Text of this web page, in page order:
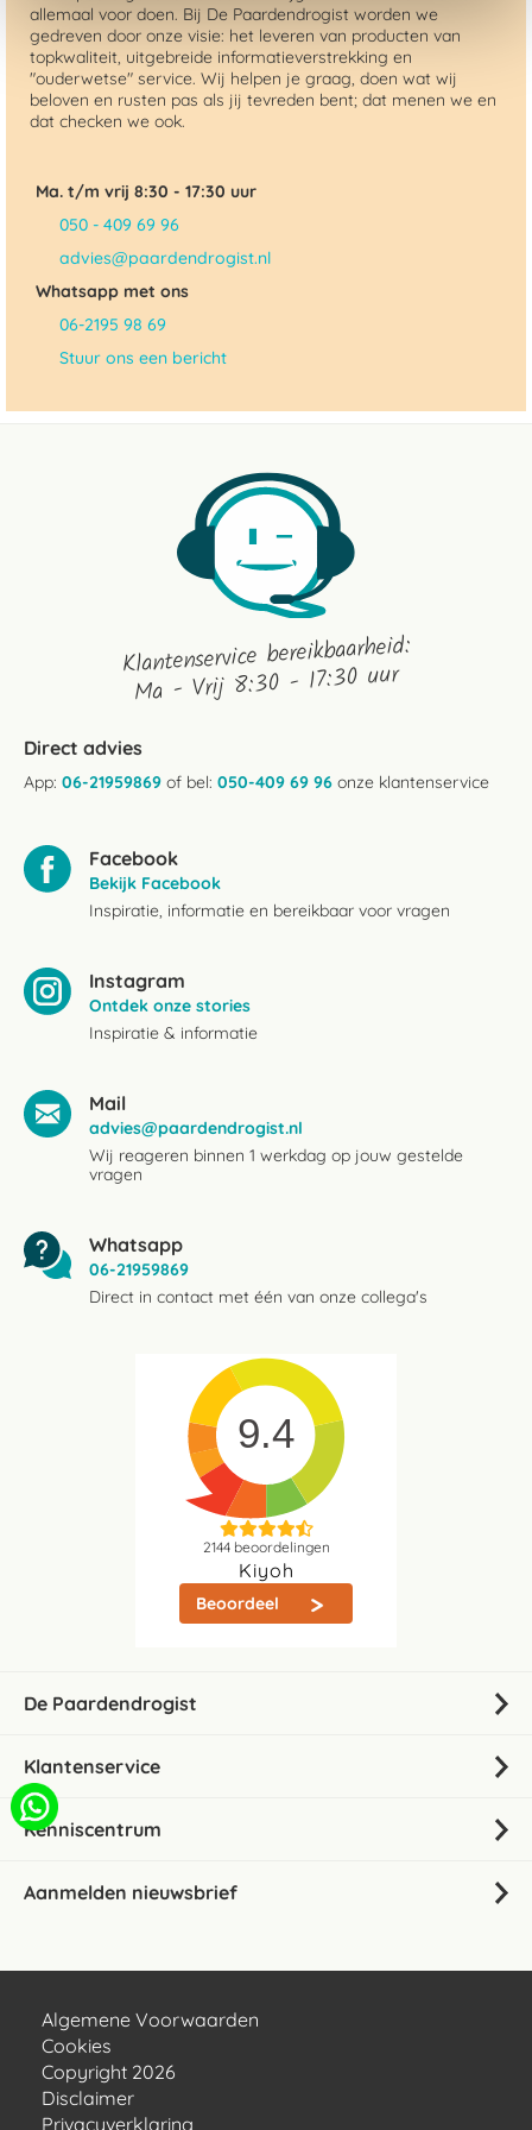
allemaal voor doen. Bij De Paardendrogist worden we
gedreven door onze visie: het leveren van producten van
topkwaliteit, uitgebreide informatieverstrekking en
"ouderwetse" service. Wij helpen je graag, doen wat wij
beloven en rusten pas als jij tevreden bent; dat menen we en
dat checken we ook.
Ma. t/m vrij 8:30 - 17:30 uur
050 - 409 69 96
advies@paardendrogist.nl
Whatsapp met ons
06-2195 98 69
Stuur ons een bericht
Klantenservice bereikbaarheid:
Ma - Vrij 8:30 - 17:30 uur
Direct advies
App: 06-21959869 of bel: 050-409 69 96 onze klantenservice
Facebook
Bekijk Facebook
Inspiratie, informatie en bereikbaar voor vragen
Instagram
Ontdek onze stories
Inspiratie & informatie
Mail
advies@paardendrogist.nl
Wij reageren binnen 1 werkdag op jouw gestelde
vragen
Whatsapp
06-21959869
Direct in contact met één van onze collega's
9.4
2144beoordelingen
Kiyoh
Beoordeel
De Paardendrogist
Klantenservice
Kenniscentrum
Aanmelden nieuwsbrief
Algemene Voorwaarden
Cookies
Copyright 2026
Disclaimer
Privacyverklaring